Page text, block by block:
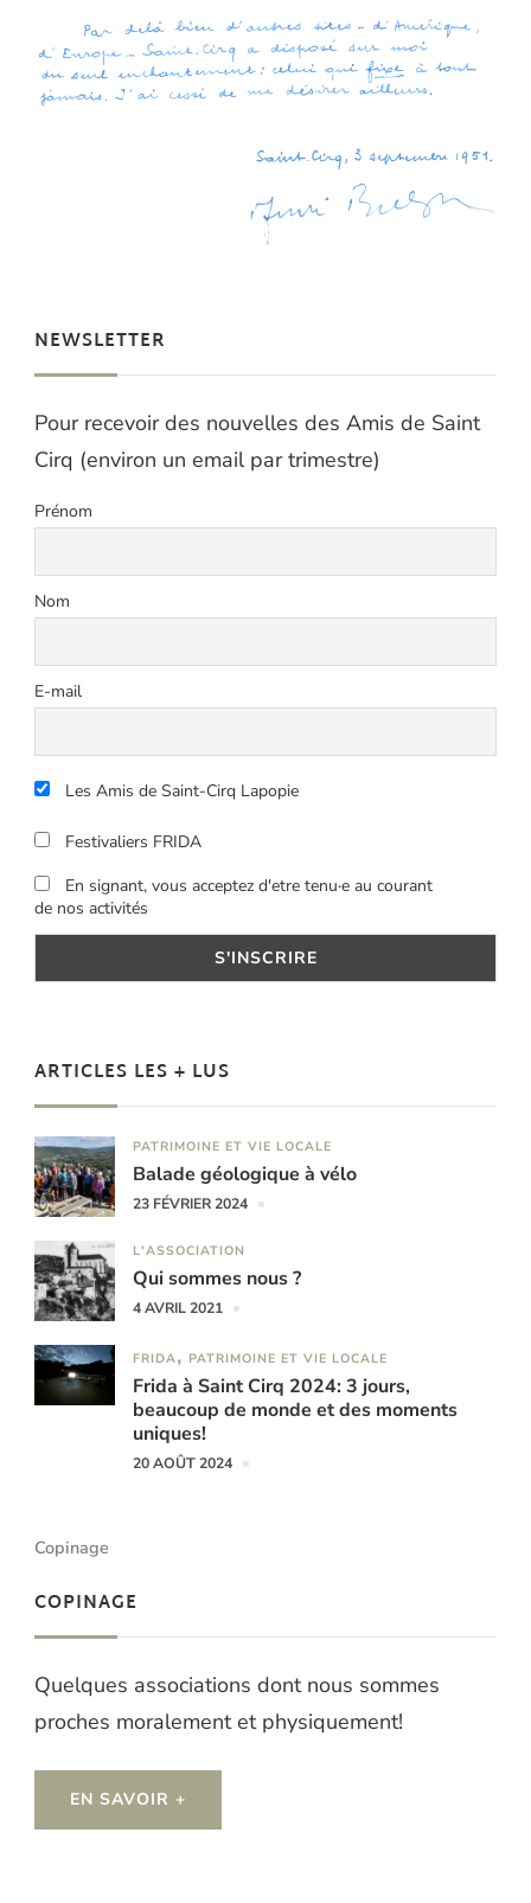
NEWSLETTER
Pour recevoir des nouvelles des Amis de Saint
Cirq (environ un email par trimestre)
Prénom
Nom
E-mail
Les Amis de Saint-Cirq Lapopie
Festivaliers FRIDA
En signant, vous acceptez d'etre tenu·e au courant
de nos activités
ARTICLES LES + LUS
PATRIMOINE ET VIE LOCALE
Balade géologique à vélo
23 FÉVRIER 2024
L'ASSOCIATION
Qui sommes nous ?
4 AVRIL 2021
FRIDA PATRIMOINE ET VIE LOCALE
Frida à Saint Cirq 2024: 3 jours,
beaucoup de monde et des moments
uniques!
20 AOÛT 2024
Copinage
COPINAGE
Quelques associations dont nous sommes
proches moralement et physiquement!
EN SAVOIR +